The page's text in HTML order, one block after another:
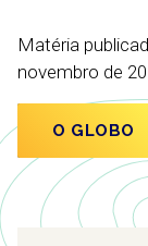
Matéria
novembro de
O GLOBO